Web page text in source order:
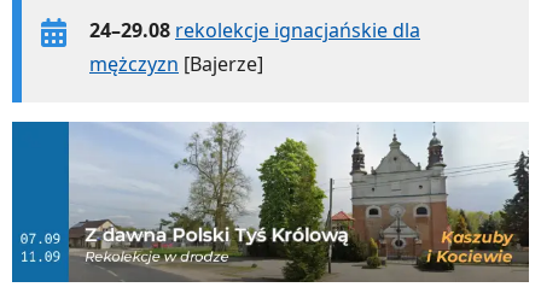
24–29.08 rekolekcje ignacjańskie dla
mężczyzn [Bajerze]